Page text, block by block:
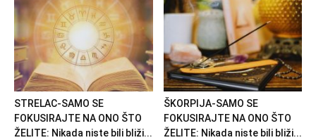
STRELAC-SAMO SE
FOKUSIRAJTE NA ONO ŠTO
ŽELITE: Nikada niste bili bliži...
ŠKORPIJA-SAMO SE
FOKUSIRAJTE NA ONO ŠTO
ŽELITE: Nikada niste bili bliži...